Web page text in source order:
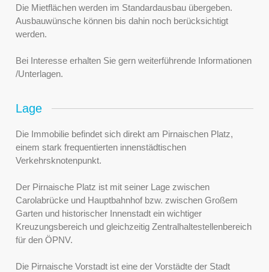
Die Mietflächen werden im Standardausbau übergeben.
Ausbauwünsche können bis dahin noch berücksichtigt
werden.
Bei Interesse erhalten Sie gern weiterführende Informationen
/Unterlagen.
Lage
Die Immobilie befindet sich direkt am Pirnaischen Platz,
einem stark frequentierten innenstädtischen
Verkehrsknotenpunkt.
Der Pirnaische Platz ist mit seiner Lage zwischen
Carolabrücke und Hauptbahnhof bzw. zwischen Großem
Garten und historischer Innenstadt ein wichtiger
Kreuzungsbereich und gleichzeitig Zentralhaltestellenbereich
für den ÖPNV.
Die Pirnaische Vorstadt ist eine der Vorstädte der Stadt